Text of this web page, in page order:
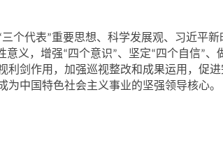
三个代表”重要思想、科学发展观、习近平
意义，增强“四个意识”、坚定“四个自信”、
剑作用，加强巡视整改和成果运用，促
中国特色社会主义事业的坚强领导核心。